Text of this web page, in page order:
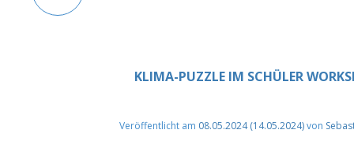
KLIMA-PUZZLE IM SCHÜLER
Veröffentlicht am 08.05.2024(14.05.2024)von